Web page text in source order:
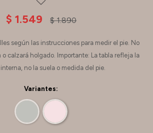
$ 1.549 $ 1.890
según las instrucciones para medir el pie. No
o calzará holgado. Importante: La tabla refleja la
no la suela o medida del pie.
Variantes: